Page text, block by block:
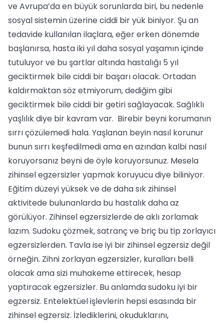
ve Avrupa’da en büyük sorunlarda biri, bu nedenle
sosyal sistemin üzerine ciddi bir yük biniyor. Şu an
tedavide kullanılan ilaçlara, eğer erken dönemde
başlanırsa, hasta iki yıl daha sosyal yaşamın içinde
tutuluyor ve bu şartlar altında hastalığı 5 yıl
geciktirmek bile ciddi bir başarı olacak. Ortadan
kaldırmaktan söz etmiyorum, dediğim gibi
geciktirmek bile ciddi bir getiri sağlayacak. Sağlıklı
yaşlılık diye bir kavram var. Birebir beyni korumanın
sırrı çözülemedi hala. Yaşlanan beyin nasıl korunur
bunun sırrı keşfedilmedi ama en azından kalbi nasıl
koruyorsanız beyni de öyle koruyorsunuz. Mesela
zihinsel egzersizler yapmak koruyucu diye biliniyor.
Eğitim düzeyi yüksek ve de daha sık zihinsel
aktivitede bulunanlarda bu hastalık daha az
görülüyor. Zihinsel egzersizlerde de aklı zorlamak
lazım. Sudoku çözmek, satranç ve briç bu tip zorlayıcı
egzersizlerden. Tavla ise iyi bir zihinsel egzersiz değil
örneğin. Zihni zorlayan egzersizler, kuralları belli
olacak ama sizi muhakeme ettirecek, hesap
yaptıracak egzersizler. Bu anlamda sudoku iyi bir
egzersiz. Entelektüel işlevlerin hepsi esasında bir
zihinsel egzersiz. İzlediklerini, okuduklarını,